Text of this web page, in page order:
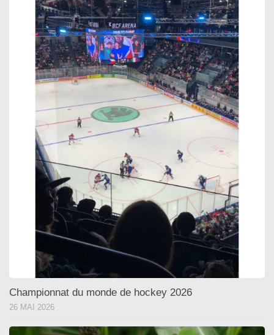
Championnat du monde de hockey 2026
26 MAI 2026